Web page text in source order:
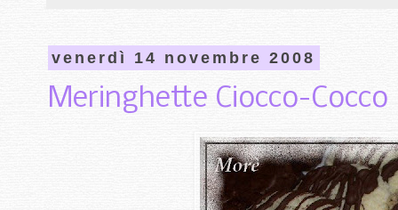
venerdì 14 novembre 2008
Meringhette Ciocco-Cocco